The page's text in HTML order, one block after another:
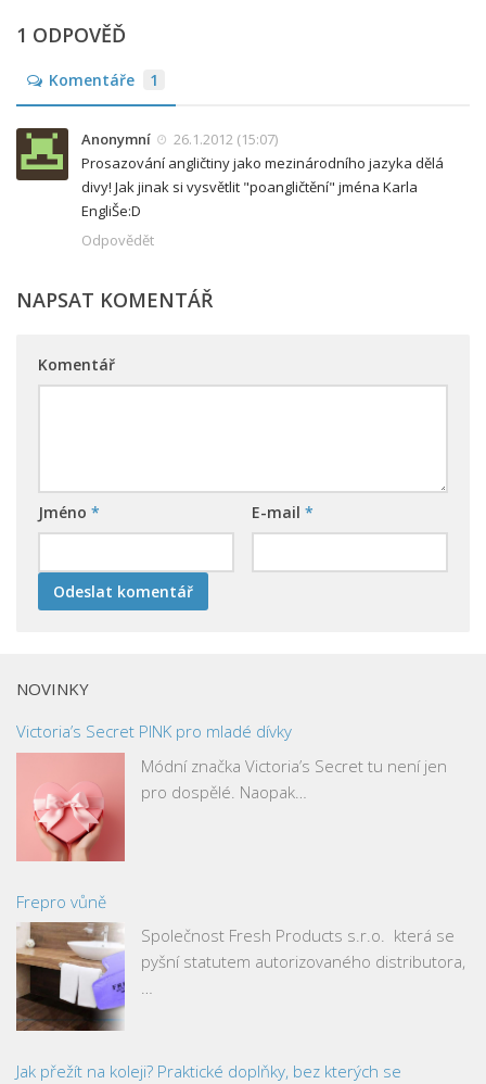
1 ODPOVĚĎ
Komentáře 1
Anonymní
26.1.2012 (15:07)
Prosazování angličtiny jako mezinárodního jazyka dělá
divy! Jak jinak si vysvětlit "poangličtění" jména Karla
EngliŠe:D
Odpovědět
NAPSAT KOMENTÁŘ
Komentář
Jméno * E-mail *
NOVINKY
Victoria’s Secret PINK pro mladé dívky
Módní značka Victoria’s Secret tu není jen
pro dospělé. Naopak…
Frepro vůně
Společnost Fresh Products s.r.o. která se
pyšní statutem autorizovaného distributora,
…
Jak přežít na koleji? Praktické doplňky, bez kterých se